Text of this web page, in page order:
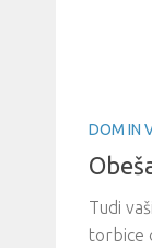
DOM IN
Tudi
torbice